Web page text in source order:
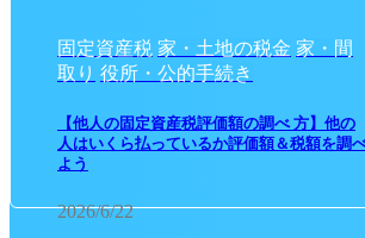
固定資産税 家・土地の税金 家・間
取り 役所・公的手続き
【他人の固定資産税評価額の調べ 方】他の
人はいくら払っているか評価額＆税額を調
よう
2026/6/22